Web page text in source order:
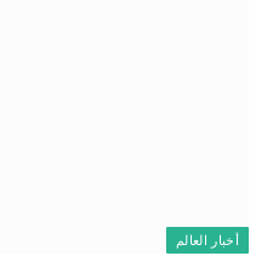
أخبار العالم